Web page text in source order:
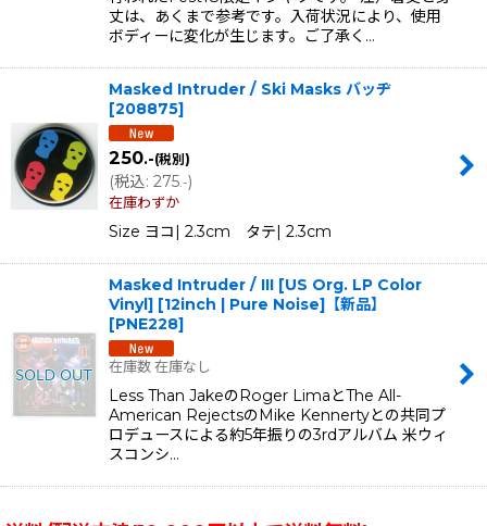
丈は、あくまで参考です。入荷状況により、使用
ボディーに変化が生じます。ご了承く…
Masked Intruder / Ski Masks バッヂ
[208875]
250.-(税別)
(税込: 275.-)
在庫わずか
Size ヨコ| 2.3cm タテ| 2.3cm
Masked Intruder / III [US Org. LP Color
Vinyl] [12inch | Pure Noise]【新品】
[PNE228]
在庫数 在庫なし
Less Than JakeのRoger LimaとThe All-
American RejectsのMike Kennertyとの共同プ
ロデュースによる約5年振りの3rdアルバム 米ウィ
スコンシ…